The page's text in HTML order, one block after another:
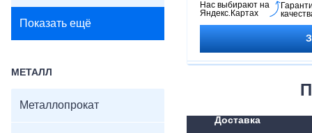
Показать ещё
МЕТАЛЛ
Металлопрокат
того, чтобы сделать
функциональной. Не
Нас выбирают на
Яндекс.Картах
Доставка